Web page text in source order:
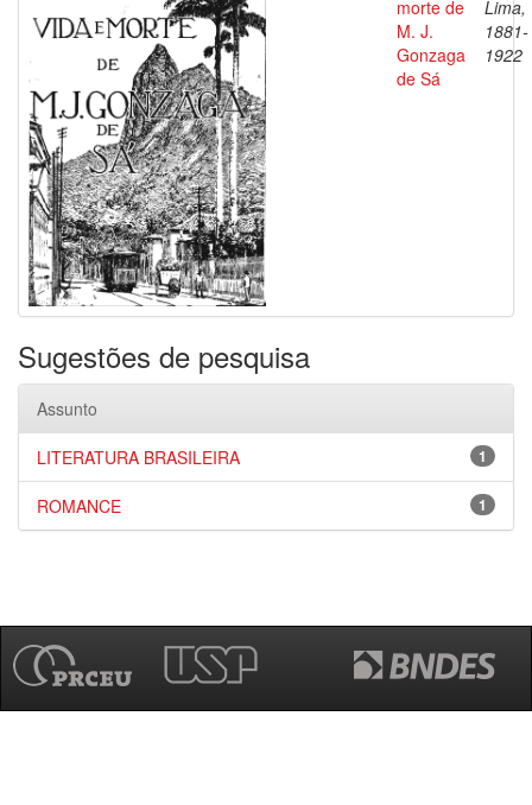
morte de
M. J.
Gonzaga
de Sá
Lima,
1881-
1922
Sugestões de pesquisa
Assunto
1
LITERATURA BRASILEIRA
1
ROMANCE